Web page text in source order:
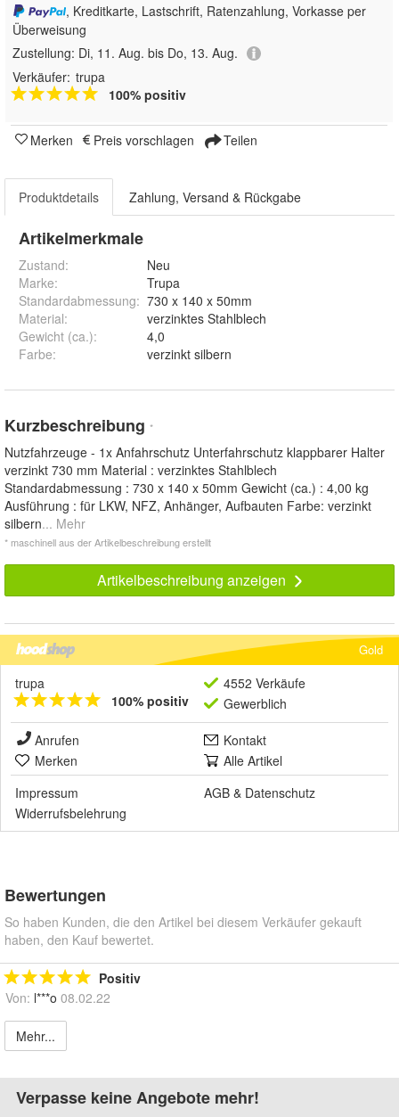
, Kreditkarte, Lastschrift, Ratenzahlung, Vorkasse per
Überweisung
Zustellung: Di, 11. Aug. bis Do, 13. Aug.
Verkäufer: trupa
100% positiv
Merken Preis vorschlagen Teilen
Produktdetails Zahlung, Versand & Rückgabe
Artikelmerkmale
Zustand:
Neu
Marke:
Trupa
Standardabmessung: 730 x 140 x 50mm
Material:
verzinktes Stahlblech
Gewicht (ca.):
4,0
Farbe: verzinkt silbern
Kurzbeschreibung *
Nutzfahrzeuge - 1x Anfahrschutz Unterfahrschutz klappbarer Halter
verzinkt 730 mm Material : verzinktes Stahlblech
Standardabmessung : 730 x 140 x 50mm Gewicht (ca.) : 4,00 kg
Ausführung : für LKW, NFZ, Anhänger, Aufbauten Farbe: verzinkt
silbern... Mehr
* maschinell aus der Artikelbeschreibung erstellt
Artikelbeschreibung anzeigen
Gold
trupa
100% positiv
4552 Verkäufe
Gewerblich
Anrufen
Kontakt
Merken
Alle Artikel
Impressum
AGB & Datenschutz
Widerrufsbelehrung
Bewertungen
So haben Kunden, die den Artikel bei diesem Verkäufer gekauft
haben, den Kauf bewertet.
Positiv
Von: l***o 08.02.22
Mehr...
Verpasse keine Angebote mehr!